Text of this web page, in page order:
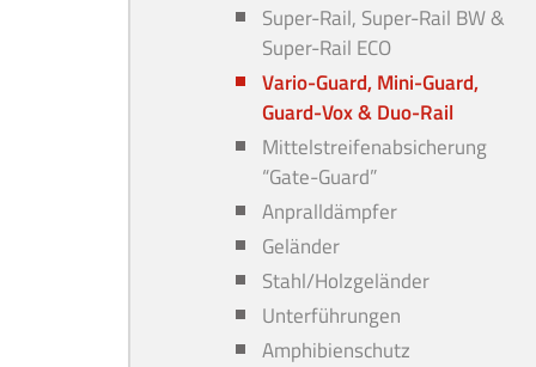
Super-Rail, Super-Rail BW &
Super-Rail ECO
Vario-Guard, Mini-Guard,
Guard-Vox & Duo-Rail
Mittelstreifenabsicherung
“Gate-Guard”
Anpralldämpfer
Geländer
Stahl/Holzgeländer
Unterführungen
Amphibienschutz